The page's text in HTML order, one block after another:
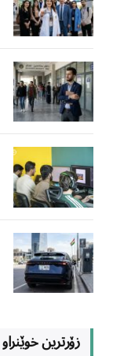
زۆرترین خوێنراو